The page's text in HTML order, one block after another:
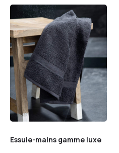
Essuie-mains gamme luxe